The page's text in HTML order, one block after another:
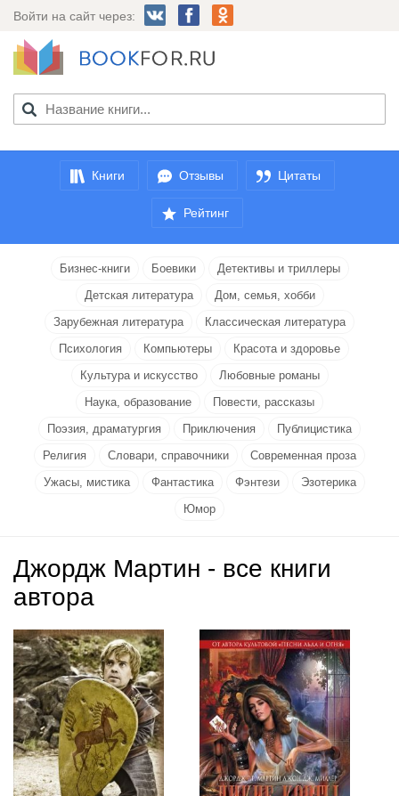
Войти на сайт через:
Книги Отзывы Цитаты
Рейтинг
Бизнес-книги Боевики
Детективы и триллеры
Детская литература
Дом, семья, хобби
Зарубежная литература
Классическая литература
Психология
Компьютеры
Красота и здоровье
Культура и искусство
Любовные романы
Наука, образование
Повести, рассказы
Поэзия, драматургия
Приключения
Публицистика
Религия
Словари, справочники
Современная проза
Ужасы, мистика
Фантастика Фэнтези
Эзотерика
Юмор
Джордж Мартин - все книги
автора